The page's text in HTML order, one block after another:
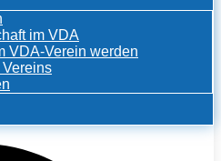
im VDA
VDA-Verein werden